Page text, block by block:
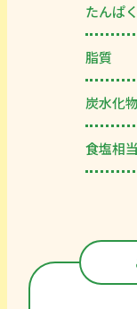
たんぱ
脂質
炭水化物
食塩相